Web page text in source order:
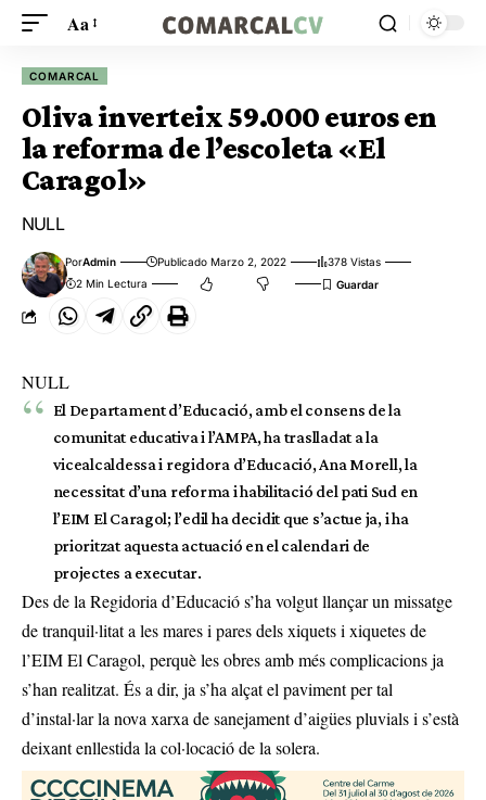
Aa
COMARCAL
Oliva inverteix 59.000 euros en
la reforma de l’escoleta «El
Caragol»
NULL
PorAdmin Publicado Marzo 2, 2022
378 Vistas
2 Min Lectura
NULL
El Departament d’Educació, amb el consens de la
comunitat educativa i l’AMPA, ha traslladat a la
vicealcaldessa i regidora d’Educació, Ana Morell, la
necessitat d’una reforma i habilitació del pati Sud en
l’EIM El Caragol; l’edil ha decidit que s’actue ja, i ha
prioritzat aquesta actuació en el calendari de
projectes a executar.
Des de la Regidoria d’Educació s’ha volgut llançar un missatge
de tranquil·litat a les mares i pares dels xiquets i xiquetes de
l’EIM El Caragol, perquè les obres amb més complicacions ja
s’han realitzat. És a dir, ja s’ha alçat el paviment per tal
d’instal·lar la nova xarxa de sanejament d’aigües pluvials i s’està
deixant enllestida la col·locació de la solera.